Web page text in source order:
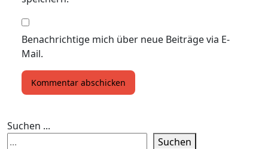
Benachrichtige mich über neue Beiträge via E-
Mail.
Suchen ...
Suchen